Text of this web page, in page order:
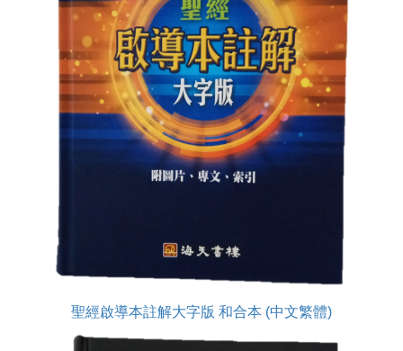
聖經啟導本註解大字版 和合本 (中文繁體)